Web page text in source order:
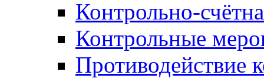
Контрольно-
Контрольные
Противодействие